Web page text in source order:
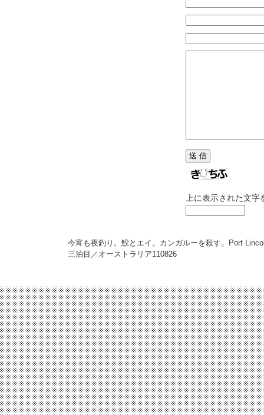
上に表示された文
今宵も夜釣り。鮫とエイ。カンガルーを殺す。Port
三泊目／オーストラリア110826